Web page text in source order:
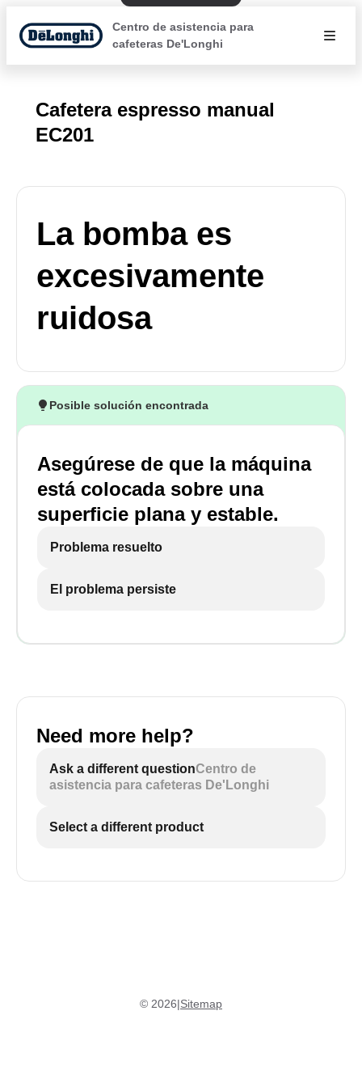
Centro de asistencia para
cafeteras De'Longhi
Cafetera espresso manual
EC201
La bomba es
excesivamente
ruidosa
Posible solución encontrada
Asegúrese de que la máquina
está colocada sobre una
superficie plana y estable.
Problema resuelto
El problema persiste
Need more help?
Ask a different questionCentro de
asistencia para cafeteras De'Longhi
Select a different product
© 2026|Sitemap